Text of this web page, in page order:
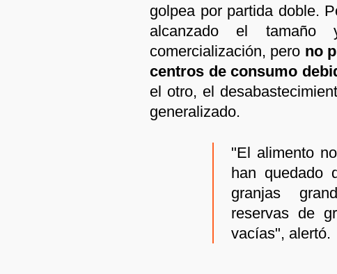
golpea por partida doble.
alcanzado el
comercialización, pero no
centros de consumo
el otro, el
generalizado.
"El alimento
han quedado
granjas
reservas de
vacías", alertó.